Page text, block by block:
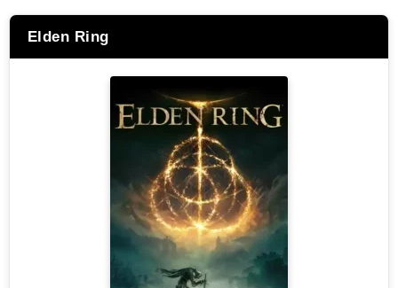
Elden Ring